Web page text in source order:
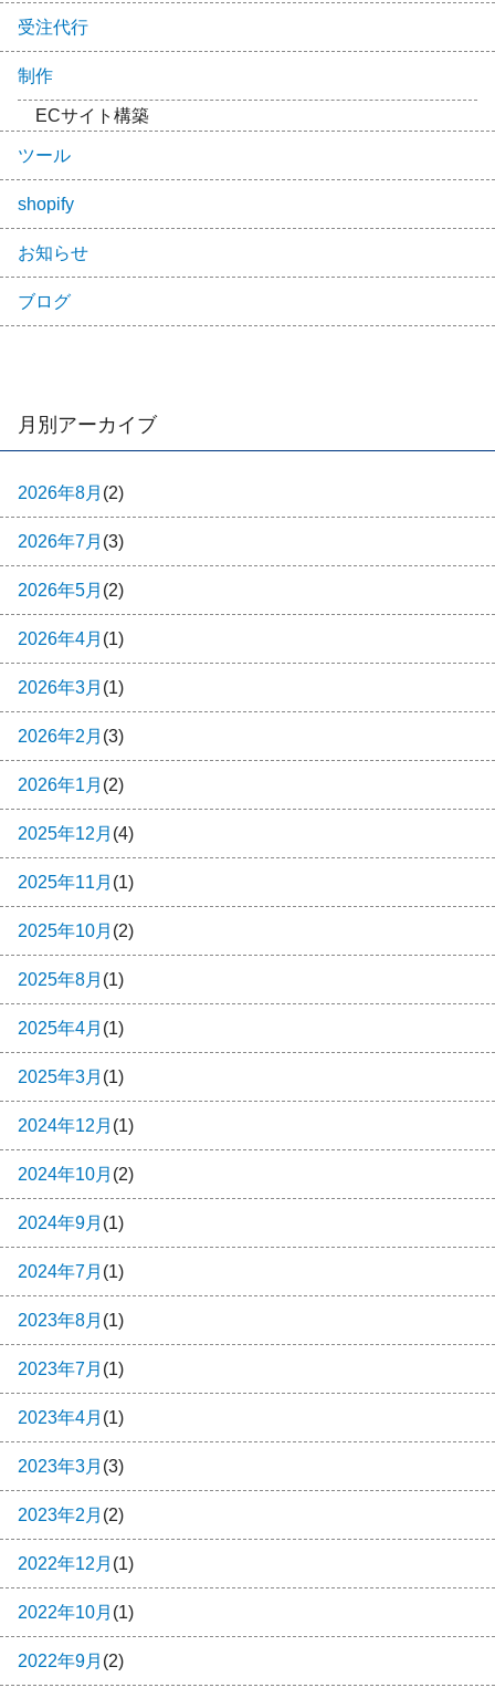
受注代行
制作
ECサイト構築
ツール
shopify
お知らせ
ブログ
月別アーカイブ
2026年8月 (2)
2026年7月 (3)
2026年5月 (2)
2026年4月 (1)
2026年3月 (1)
2026年2月 (3)
2026年1月 (2)
2025年12月 (4)
2025年11月 (1)
2025年10月 (2)
2025年8月 (1)
2025年4月 (1)
2025年3月 (1)
2024年12月 (1)
2024年10月 (2)
2024年9月 (1)
2024年7月 (1)
2023年8月 (1)
2023年7月 (1)
2023年4月 (1)
2023年3月 (3)
2023年2月 (2)
2022年12月 (1)
2022年10月 (1)
2022年9月 (2)